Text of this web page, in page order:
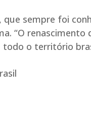
que sempre foi
“O
o território